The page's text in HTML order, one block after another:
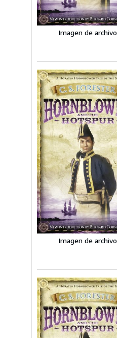
Imagen de archivo
Imagen de archivo